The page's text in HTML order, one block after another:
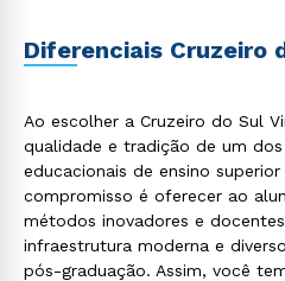
Diferenciais Cruzeiro
Ao escolher a Cruzeiro do Sul
qualidade e tradição de um
educacionais de ensino
compromisso é oferecer ao
métodos inovadores e
infraestrutura moderna e
pós-graduação. Assim, você